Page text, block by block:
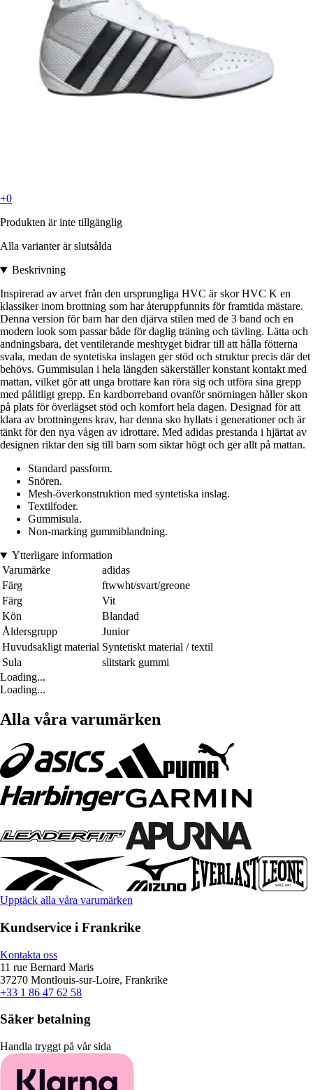
+0
Produkten är inte tillgänglig
Alla varianter är slutsålda
Beskrivning
Inspirerad av arvet från den ursprungliga HVC är skor HVC K en
klassiker inom brottning som har återuppfunnits för framtida mästare.
Denna version för barn har den djärva stilen med de 3 band och en
modern look som passar både för daglig träning och tävling. Lätta och
andningsbara, det ventilerande meshtyget bidrar till att hålla fötterna
svala, medan de syntetiska inslagen ger stöd och struktur precis där det
behövs. Gummisulan i hela längden säkerställer konstant kontakt med
mattan, vilket gör att unga brottare kan röra sig och utföra sina grepp
med pålitligt grepp. En kardborreband ovanför snörningen håller skon
på plats för överlägset stöd och komfort hela dagen. Designad för att
klara av brottningens krav, har denna sko hyllats i generationer och är
tänkt för den nya vågen av idrottare. Med adidas prestanda i hjärtat av
designen riktar den sig till barn som siktar högt och ger allt på mattan.
Standard passform.
Snören.
Mesh-överkonstruktion med syntetiska inslag.
Textilfoder.
Gummisula.
Non-marking gummiblandning.
Ytterligare information
Varumärke
adidas
Färg
ftwwht/svart/greone
Färg
Vit
Kön
Blandad
Åldersgrupp
Junior
Huvudsakligt material Syntetiskt material / textil
Sula
slitstark gummi
Loading...
Loading...
Alla våra varumärken
Upptäck alla våra varumärken
Kundservice i Frankrike
Kontakta oss
11 rue Bernard Maris
37270 Montlouis-sur-Loire, Frankrike
+33 1 86 47 62 58
Säker betalning
Handla tryggt på vår sida